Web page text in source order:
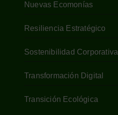
Nuevas Ecomonías
Resiliencia Estratégico
Sostenibilidad Corporativa
Transformación Digital
Transición Ecológica